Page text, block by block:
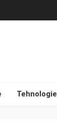
Tehnologie